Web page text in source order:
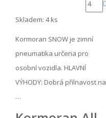
Skladem: 4 ks
Kormoran SNOW je zimní
pneumatika určena pro
osobní vozidla. HLAVNÍ
VÝHODY: Dobrá přilnavost na
…